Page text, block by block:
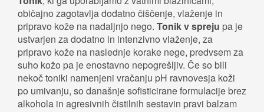
običajno zagotavlja dodatno čiščenje, vlaženje in
pripravo kože na nadaljnjo nego. Tonik v spreju pa je
ustvarjen za dodatno in intenzivno vlaženje, za
pripravo kože na naslednje korake nege, predvsem za
suho kožo pa je enostavno nepogrešljiv. Če so bili
nekoč toniki namenjeni vračanju pH ravnovesja koži
po umivanju, so današnje sofisticirane formulacije brez
alkohola in agresivnih čistilnih sestavin pravi balzam